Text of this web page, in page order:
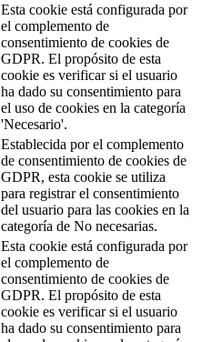
Esta cookie está configurada por
el complemento de
consentimiento de cookies de
GDPR. El propósito de esta
cookie es verificar si el usuario
ha dado su consentimiento para
el uso de cookies en la categoría
'Necesario'.
Establecida por el complemento
de consentimiento de cookies de
GDPR, esta cookie se utiliza
para registrar el consentimiento
del usuario para las cookies en la
categoría de No necesarias.
Esta cookie está configurada por
el complemento de
consentimiento de cookies de
GDPR. El propósito de esta
cookie es verificar si el usuario
ha dado su consentimiento para